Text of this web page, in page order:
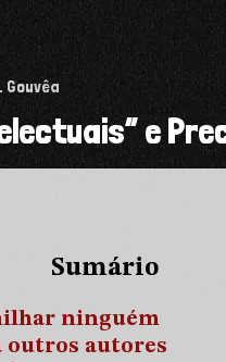
Gouvêa
e
Sumário
ninguém
outros autores